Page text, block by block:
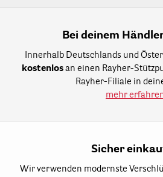
Bei deinem
Innerhalb Deutschlands und
kostenlos an einen Rayher-
Rayher-Filiale in
mehr
Sicher
Wir verwenden modernste